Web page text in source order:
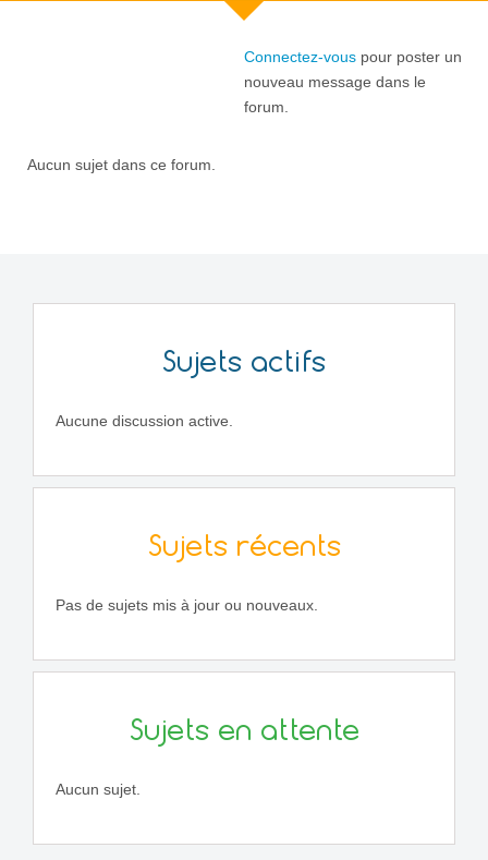
Connectez-vous pour poster un
nouveau message dans le
forum.
Aucun sujet dans ce forum.
Sujets actifs
Aucune discussion active.
Sujets récents
Pas de sujets mis à jour ou nouveaux.
Sujets en attente
Aucun sujet.